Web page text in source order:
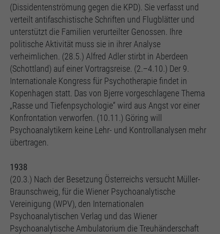
(Dissidentenströmung gegen die KPD). Sie verfasst und
verteilt antifaschistische Schriften und Flugblätter und
unterstützt die Familien verurteilter Genossen. Ihre
politische Aktivität muss sie in ihrer Analyse
verheimlichen. (28.5.) Alfred Adler stirbt in Aberdeen
(Schottland) auf einer Vortragsreise. (2.–4.10.) Der 9.
Internationale Kongress für Psychotherapie findet in
Kopenhagen statt. Das von Bjerre vorgeschlagene Thema
„Rasse und Tiefenpsychologie“ wird aus Angst vor einer
Konfrontation verworfen. (10.11.) Göring will
Psychoanalytikern keine Lehr- und Kontrollanalysen mehr
übertragen.
1938
(20.3.) Nach der Besetzung Österreichs versucht Müller-
Braunschweig, für die Wiener Psychoanalytische
Vereinigung (WPV), den Internationalen
Psychoanalytischen Verlag und das Wiener
Psychoanalytische Ambulatorium die Treuhänderschaft